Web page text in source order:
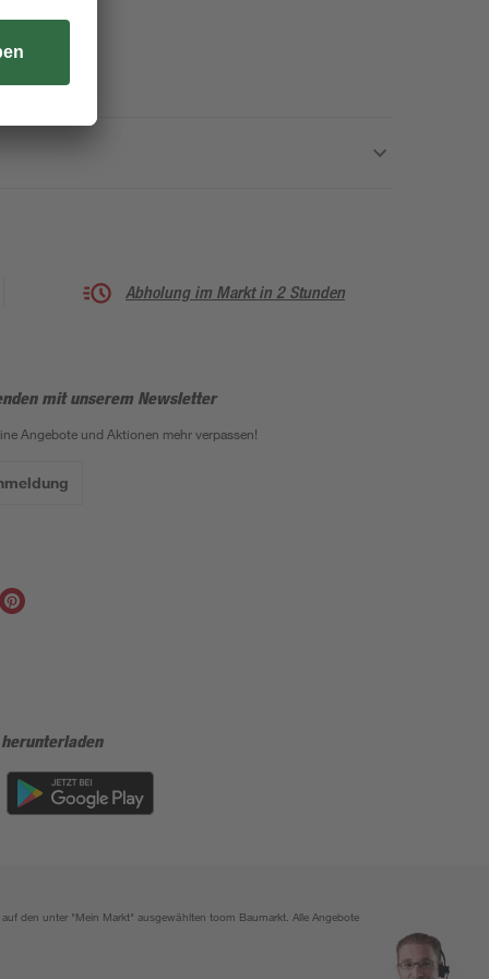
Abholung im Markt in 2 Stunden
mit unserem Newsletter
Angebote und Aktionen mehr verpassen!
den unter "Mein Markt" ausgewählten toom Baumarkt. Alle Angebote